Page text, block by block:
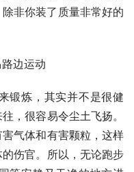
非你装了质量非常好的
边运动
炼，其实并不是很健
，很容易令尘土飞扬。
气体和有害颗粒，这样
伤官。所以，无论跑步